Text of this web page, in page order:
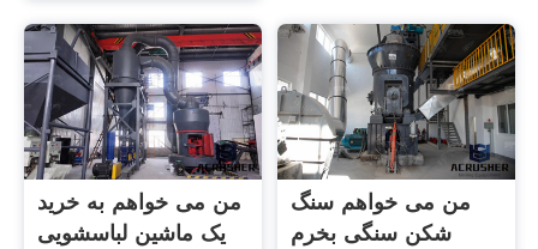
من می خواهم به خرید
یک ماشین لباسشویی
من می خواهم سنگ
شکن سنگی بخرم